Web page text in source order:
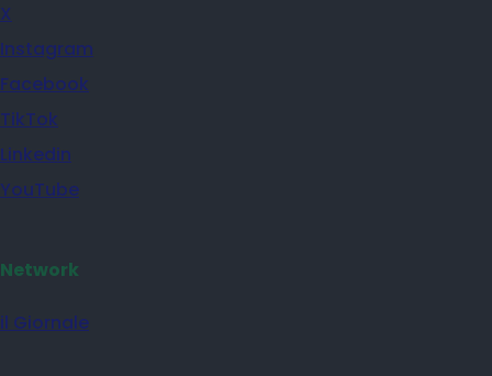
X
Instagram
Facebook
TikTok
Linkedin
YouTube
Network
il Giornale